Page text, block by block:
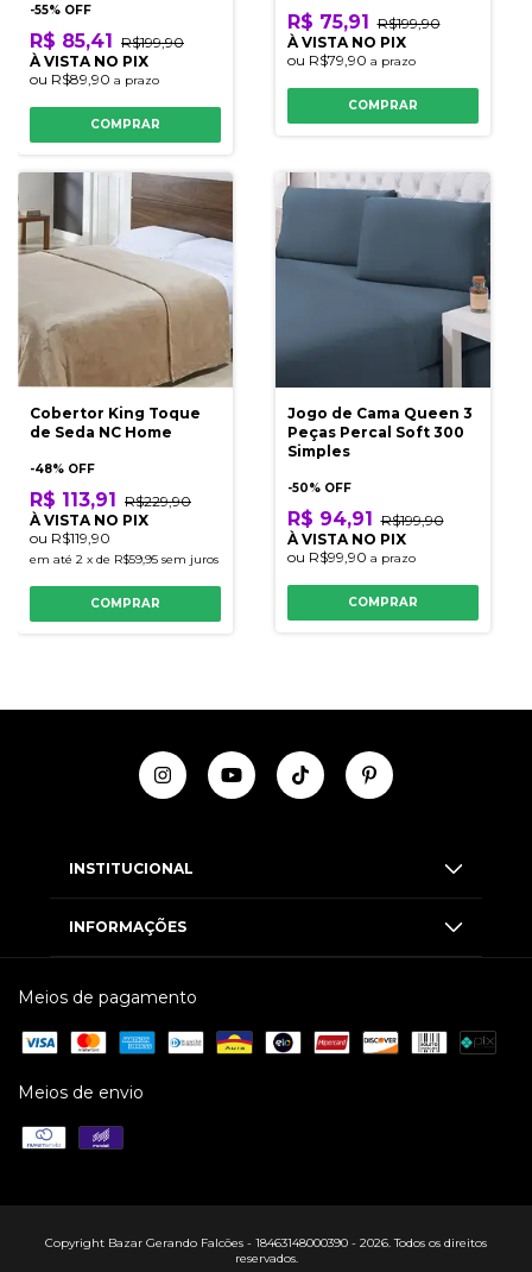
-55% OFF
R$ 85,41 R$199,90
À VISTA NO PIX
ou R$89,90 a prazo
COMPRAR
R$ 75,91 R$199,90
À VISTA NO PIX
ou R$79,90 a prazo
COMPRAR
Cobertor King Toque
de Seda NC Home
-48% OFF
R$ 113,91
R$229,90
À VISTA NO PIX
ou R$119,90
em até 2 x de R$59,95 sem juros
COMPRAR
Jogo de Cama Queen 3
Peças Percal Soft 300
Simples
-50% OFF
R$ 94,91
R$199,90
À VISTA NO PIX
ou R$99,90 a prazo
COMPRAR
INSTITUCIONAL
INFORMAÇÕES
Meios de pagamento
Meios de envio
Copyright Bazar Gerando Falcões - 18463148000390 - 2026. Todos os direitos
reservados.